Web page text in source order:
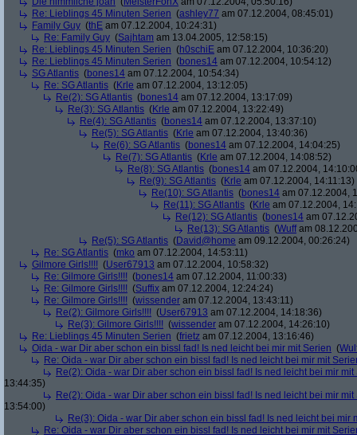
Re: Lieblings 45 Minuten Serien (ashley77 am 07.12.2004, 08:45:01)
Family Guy (thE am 07.12.2004, 10:24:31)
Re: Family Guy (Sajhtam am 13.04.2005, 12:58:15)
Re: Lieblings 45 Minuten Serien (h0schiE am 07.12.2004, 10:36:20)
Re: Lieblings 45 Minuten Serien (bones14 am 07.12.2004, 10:54:12)
SG Atlantis (bones14 am 07.12.2004, 10:54:34)
Re: SG Atlantis (Krle am 07.12.2004, 13:12:05)
Re(2): SG Atlantis (bones14 am 07.12.2004, 13:17:09)
Re(3): SG Atlantis (Krle am 07.12.2004, 13:22:49)
Re(4): SG Atlantis (bones14 am 07.12.2004, 13:37:10)
Re(5): SG Atlantis (Krle am 07.12.2004, 13:40:36)
Re(6): SG Atlantis (bones14 am 07.12.2004, 14:04:25)
Re(7): SG Atlantis (Krle am 07.12.2004, 14:08:52)
Re(8): SG Atlantis (bones14 am 07.12.2004,
Re(9): SG Atlantis (Krle am 07.12.2004, 14:11:13)
Re(10): SG Atlantis (bones14 am 07.12.2004,
Re(11): SG Atlantis (Krle am 07.12.2004,
Re(12): SG Atlantis (bones14 am
Re(13): SG Atlantis (Wuffam
Re(5): SG Atlantis (David@home am 09.12.2004, 00:26:24)
Re: SG Atlantis (mko am 07.12.2004, 14:53:11)
Gilmore Girls!!!! (User67913 am 07.12.2004, 10:58:32)
Re: Gilmore Girls!!!! (bones14 am 07.12.2004, 11:00:33)
Re: Gilmore Girls!!!! (Suffix am 07.12.2004, 12:24:24)
Re: Gilmore Girls!!!! (wissender am 07.12.2004, 13:43:11)
Re(2): Gilmore Girls!!!! (User67913 am 07.12.2004, 14:18:36)
Re(3): Gilmore Girls!!!! (wissender am 07.12.2004, 14:26:10)
Re: Lieblings 45 Minuten Serien (frietz am 07.12.2004, 13:16:46)
Oida - war Dir aber schon ein bissl fad! Is ned leicht bei mir mit Serien (
Re: Oida - war Dir aber schon ein bissl fad! Is ned leicht bei mir mit
Re(2): Oida - war Dir aber schon ein bissl fad! Is ned leicht bei mir mit
13:44:35)
Re(2): Oida - war Dir aber schon ein bissl fad! Is ned leicht bei mir mit
13:54:00)
Re(3): Oida - war Dir aber schon ein bissl fad! Is ned leicht bei mir
Re: Oida - war Dir aber schon ein bissl fad! Is ned leicht bei mir mit